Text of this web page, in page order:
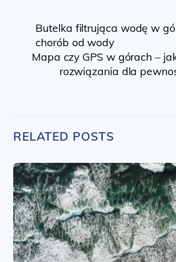
Butelka filtrująca wodę w
chorób od wody
Mapa czy GPS w górach –
rozwiązania dla
RELATED POSTS